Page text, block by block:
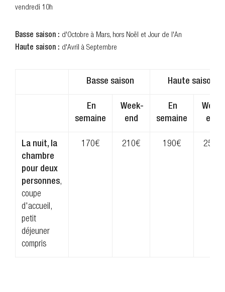
vendredi 10h
Basse saison : d'Octobre à Mars, hors Noël et Jour de l'An
Haute saison : d'Avril à Septembre
Basse saison Haute saison
En
semaine
Week-
end
En
semaine
Week-
end
La nuit, la
chambre
pour deux
personnes,
coupe
d'accueil,
petit
déjeuner
compris
170€ 210€ 190€ 250€